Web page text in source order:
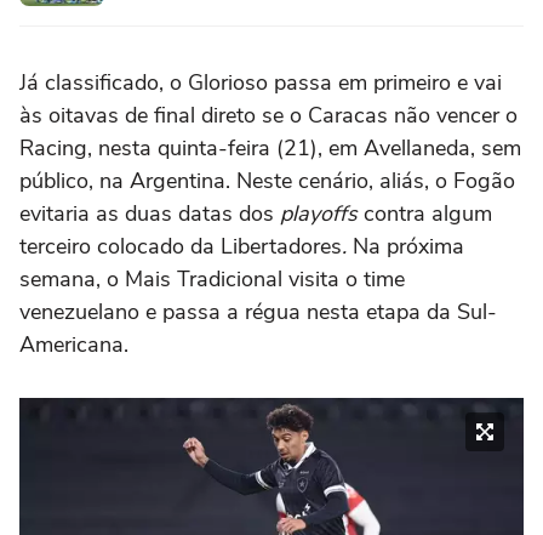
Já classificado, o Glorioso passa em primeiro e vai
às oitavas de final direto se o Caracas não vencer o
Racing, nesta quinta-feira (21), em Avellaneda, sem
público, na Argentina. Neste cenário, aliás, o Fogão
evitaria as duas datas dos playoffscontra algum
terceiro colocado da Libertadores. Na próxima
semana, o Mais Tradicional visita o time
venezuelano e passa a régua nesta etapa da Sul-
Americana.